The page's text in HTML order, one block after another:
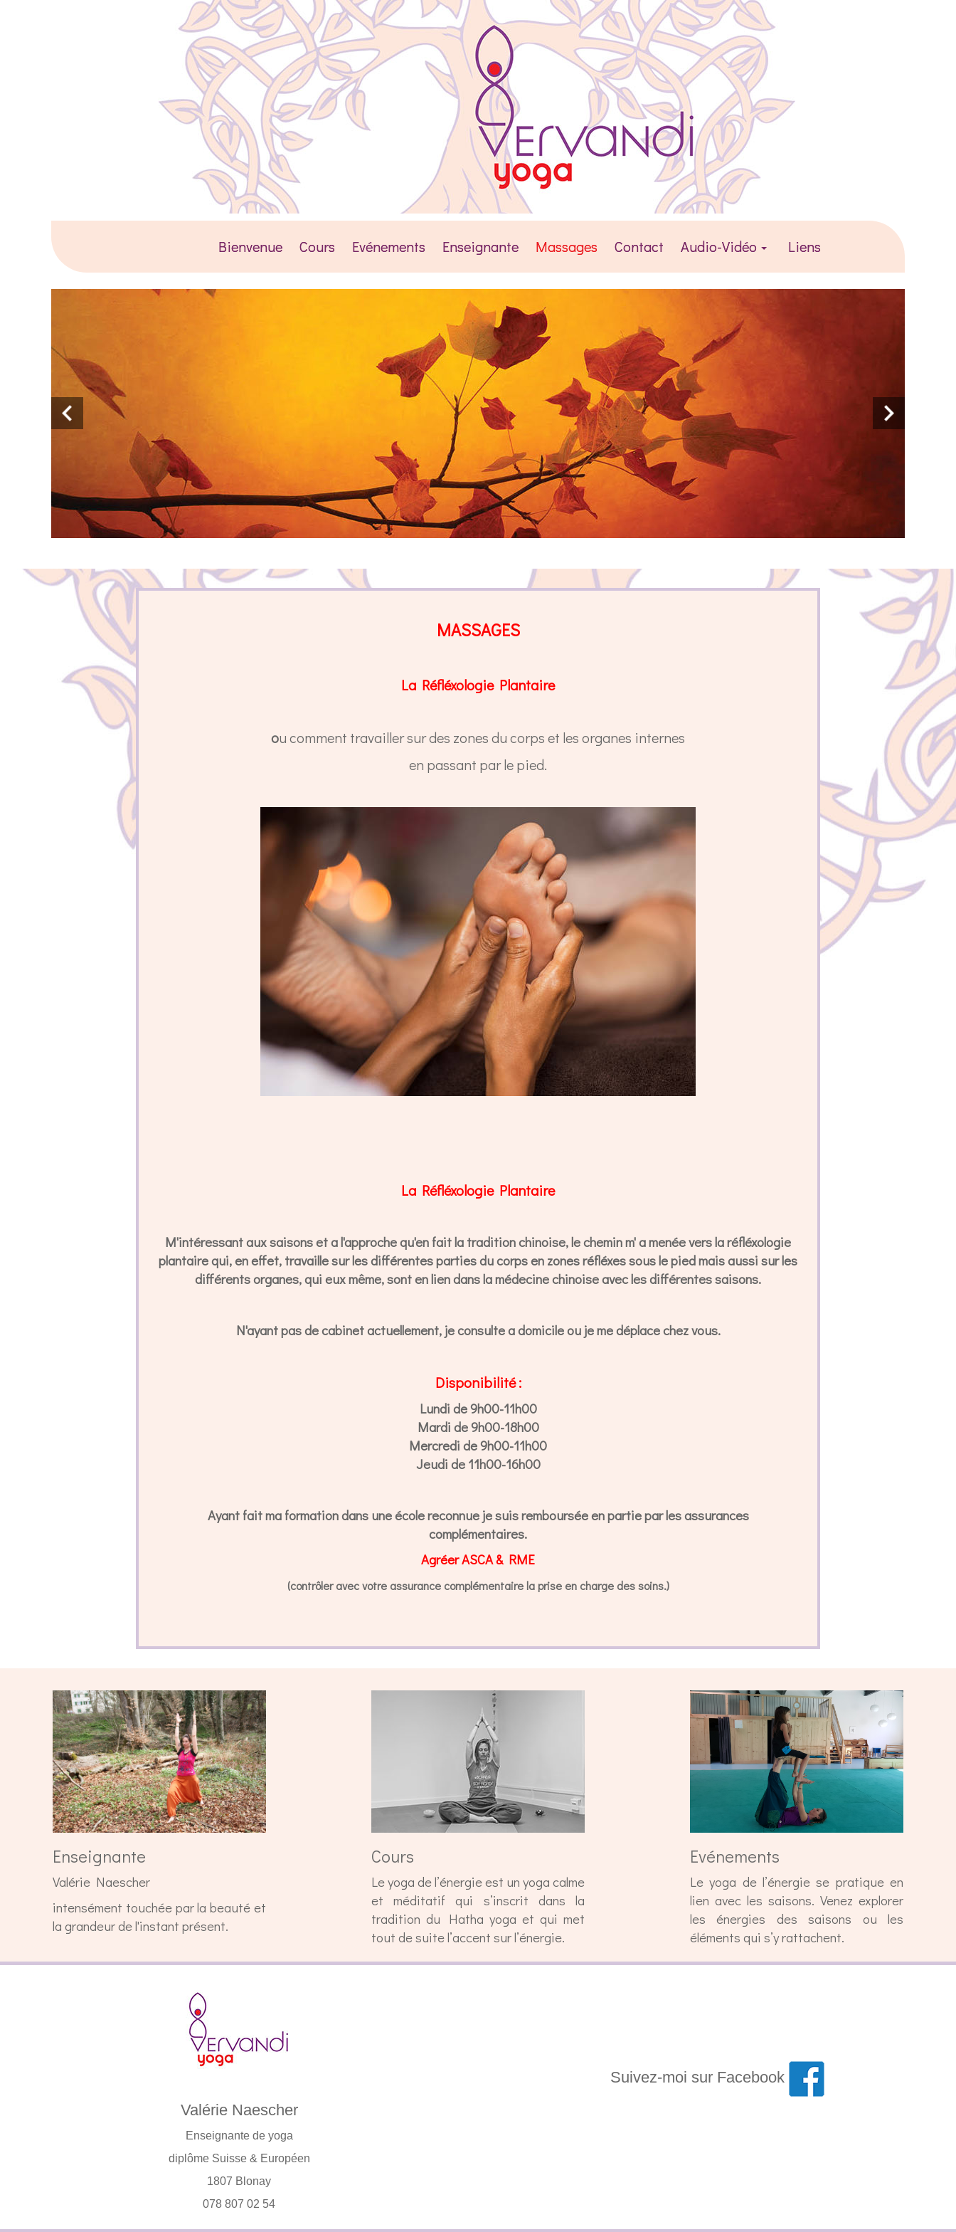
Bienvenue Cours Evénements Enseignante Massages Contact Audio-Vidéo Liens
MASSAGES
La Réfléxologie Plantaire
ou comment travailler sur des zones du corps et les organes internes
en passant par le pied.
La Réfléxologie Plantaire
M'intéressant aux saisons et a l'approche qu'en fait la tradition chinoise, le chemin m' a menée vers la réfléxologie
plantaire qui, en effet, travaille sur les différentes parties du corps en zones réfléxes sous le pied mais aussi sur les
différents organes, qui eux même, sont en lien dans la médecine chinoise avec les différentes saisons.
N'ayant pas de cabinet actuellement, je consulte a domicile ou je me déplace chez vous.
Disponibilité :
Lundi de 9h00-11h00
Mardi de 9h00-18h00
Mercredi de 9h00-11h00
Jeudi de 11h00-16h00
Ayant fait ma formation dans une école reconnue je suis remboursée en partie par les assurances
complémentaires.
Agréer ASCA & RME
(contrôler avec votre assurance complémentaire la prise en charge des soins.)
Enseignante
Valérie Naescher
intensément touchée par la beauté et
la grandeur de l'instant présent.
Cours
Le yoga de l’énergie est un yoga calme
et méditatif qui s’inscrit dans la
tradition du Hatha yoga et qui met
tout de suite l’accent sur l’énergie.
Evénements
Le yoga de l’énergie se pratique en
lien avec les saisons. Venez explorer
les énergies des saisons ou les
éléments qui s’y rattachent.
Valérie Naescher
Enseignante de yoga
diplôme Suisse & Européen
1807 Blonay
078 807 02 54
Suivez-moi sur Facebook